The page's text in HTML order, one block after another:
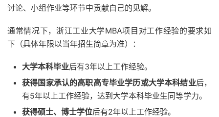
讨论、小组作业等环节中贡献自己的见解。
通常情况下，浙江工业大学MBA项目对工作经验的要求如
下（具体年限以当年招生简章为准）：
大学本科毕业后有3年以上工作经验。
获得国家承认的高职高专毕业学历或大学本科结业后，
有5年以上工作经验，达到大学本科毕业生同等学力。
获得硕士、博士学位后有2年以上工作经验。